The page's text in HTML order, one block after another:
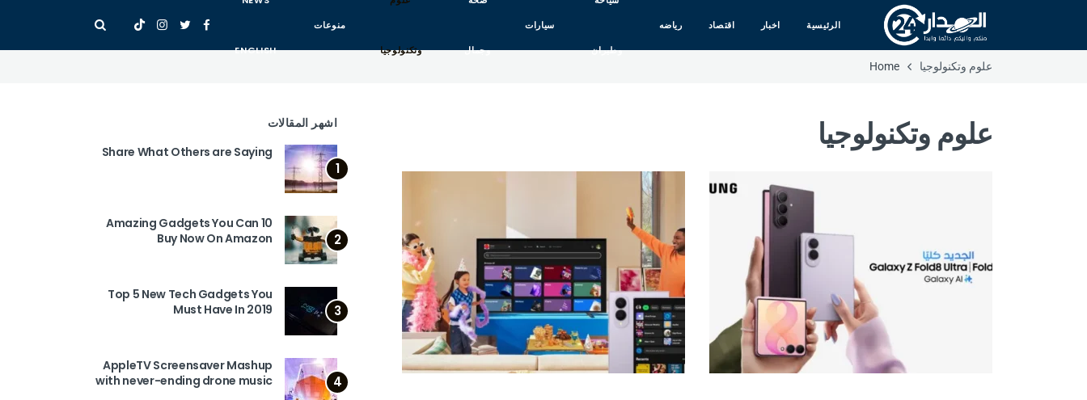
الرئيسية اخبار اقتصاد رياضه
وطيران
سيارات
وجمال وتكنولوجيا
منوعات
ENGLISH
علوم وتكنولوجيا
Home
علوم وتكنولوجيا اشهر المقالات
1
Share What Others are Saying
2
10 Amazing Gadgets You Can
Buy Now On Amazon
3
Top 5 New Tech Gadgets You
Must Have In 2019
4
AppleTV Screensaver Mashup
with never-ending drone music